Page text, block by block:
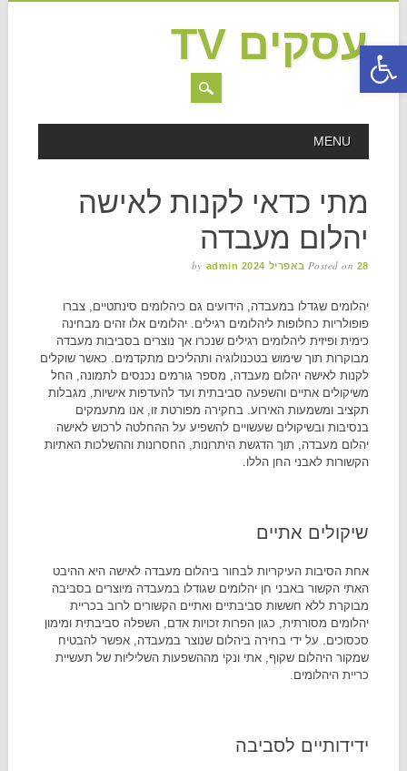
פתח סרגל נגישות
עסקים TV
MAIN MENU
MENU
מתי כדאי לקנות לאישה
יהלום מעבדה
Posted on 28 באפריל 2024 by admin
יהלומים שגדלו במעבדה, הידועים גם כיהלומים סינתטיים, צברו
פופולריות כחלופות ליהלומים רגילים. יהלומים אלו זהים מבחינה
כימית ופיזית ליהלומים רגילים שנכרו אך נוצרים בסביבות מעבדה
מבוקרות תוך שימוש בטכנולוגיה ותהליכים מתקדמים. כאשר שוקלים
לקנות לאישה יהלום מעבדה, מספר גורמים נכנסים לתמונה, החל
משיקולים אתיים והשפעה סביבתית ועד להעדפות אישיות, מגבלות
תקציב ומשמעות האירוע. בחקירה מפורטת זו, אנו מתעמקים
בנסיבות ובשיקולים שעשויים להשפיע על ההחלטה לרכוש לאישה
יהלום מעבדה, תוך הדגשת היתרונות, החסרונות וההשלכות האתיות
הקשורות לאבני החן הללו.
שיקולים אתיים
אחת הסיבות העיקריות לבחור ביהלום מעבדה לאישה היא ההיבט
האתי הקשור באבני חן יהלומים שגודלו במעבדה מיוצרים בסביבה
מבוקרת ללא חששות סביבתיים ואתיים הקשורים לרוב בכריית
יהלומים מסורתית, כגון הפרות זכויות אדם, השפלה סביבתית ומימון
סכסוכים. על ידי בחירה ביהלום שנוצר במעבדה, אפשר להבטיח
שמקור היהלום שקוף, אתי ונקי מההשפעות השליליות של תעשיית
כריית היהלומים.
ידידותיים לסביבה